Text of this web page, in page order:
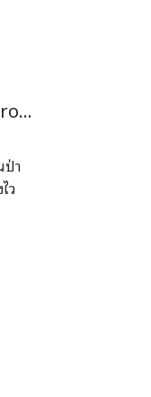
Cocoon ผ้าเช็ดตัว Microfiber Towel Ultralight
า
ว